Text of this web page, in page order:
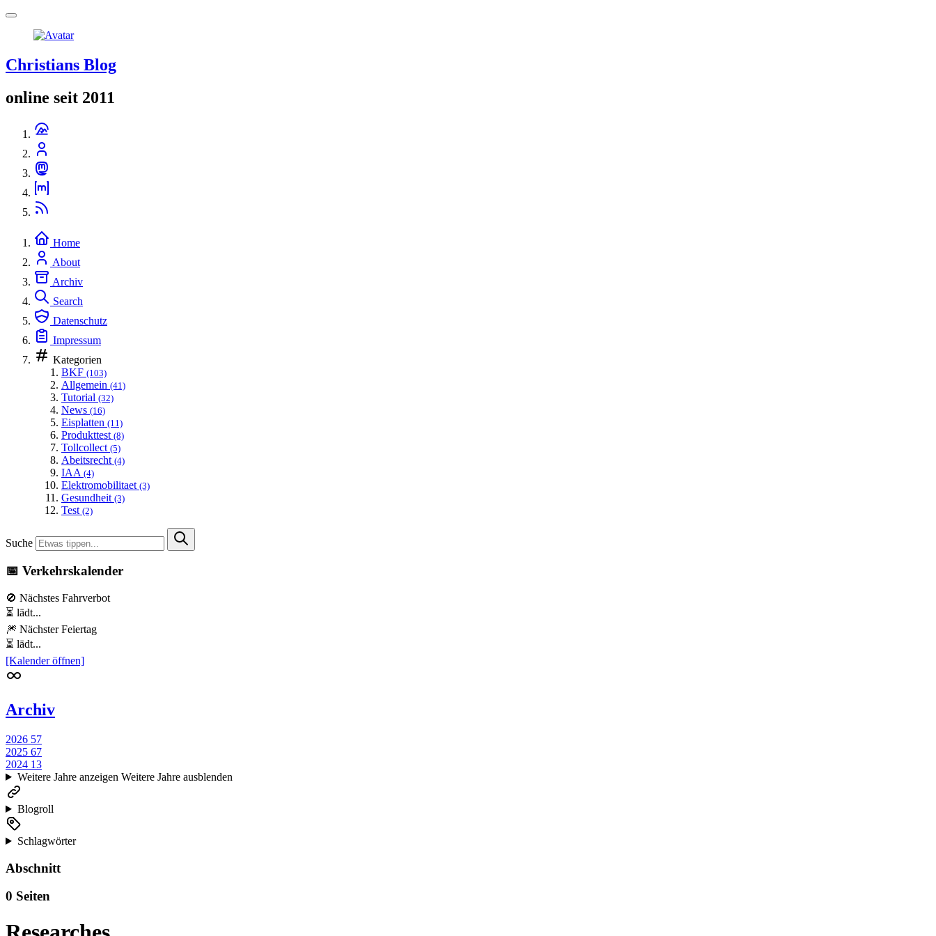
Christians Blog
online seit 2011
Home
About
Archiv
Search
Datenschutz
Impressum
Kategorien
BKF (103)
Allgemein (41)
Tutorial (32)
News (16)
Eisplatten (11)
Produkttest (8)
Tollcollect (5)
Abeitsrecht (4)
IAA (4)
Elektromobilitaet (3)
Gesundheit (3)
Test (2)
Suche
📅 Verkehrskalender
🚫 Nächstes Fahrverbot
⏳ lädt...
🎆 Nächster Feiertag
⏳ lädt...
[Kalender öffnen]
Archiv
2026 57
2025 67
2024 13
Weitere Jahre anzeigen Weitere Jahre ausblenden
Blogroll
Schlagwörter
Abschnitt
0 Seiten